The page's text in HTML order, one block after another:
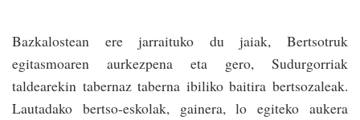
Bazkalostean ere jarraituko du jaiak, Bertsotruk
egitasmoaren aurkezpena eta gero, Sudurgorriak
taldearekin tabernaz taberna ibiliko baitira bertsozaleak.
Lautadako bertso-eskolak, gainera, lo egiteko aukera